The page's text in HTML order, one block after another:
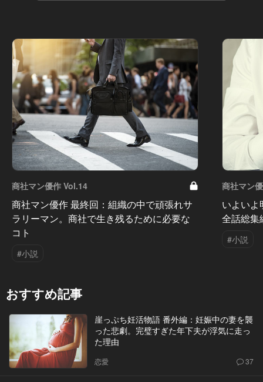
商社マン優作 Vol.14
商社マン優作 最終回：組織の中で頑張れサ
ラリーマン。商社で生き残るために必要な
コト
#小説
商社マン
いよい
全話総集
#小説
おすすめ記事
崖っぷち妊活物語 番外編：妊娠中の妻を襲
った悲劇。完璧すぎた年下夫が浮気に走っ
た理由
恋愛 37